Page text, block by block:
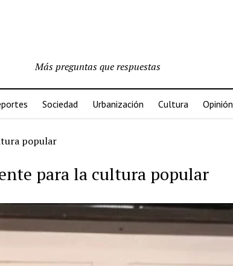
Más preguntas que respuestas
Sociedad Urbanización Cultura Opinión
popular
para la cultura popular